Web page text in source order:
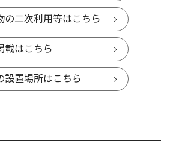
の二次利用等はこちら
載はこちら
設置場所はこちら